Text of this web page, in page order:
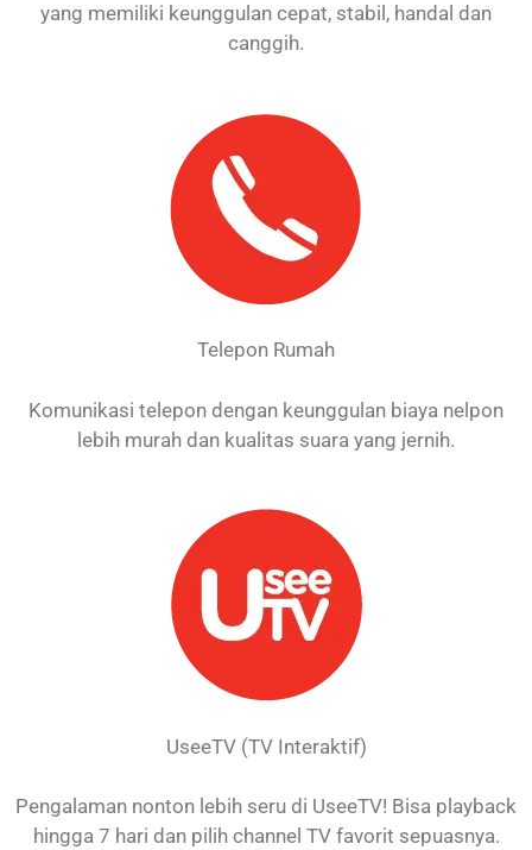
yang memiliki keunggulan cepat, stabil, handal dan
canggih.
Telepon Rumah
Komunikasi telepon dengan keunggulan biaya nelpon
lebih murah dan kualitas suara yang jernih.
UseeTV (TV Interaktif)
Pengalaman nonton lebih seru di UseeTV! Bisa playback
hingga 7 hari dan pilih channel TV favorit sepuasnya.